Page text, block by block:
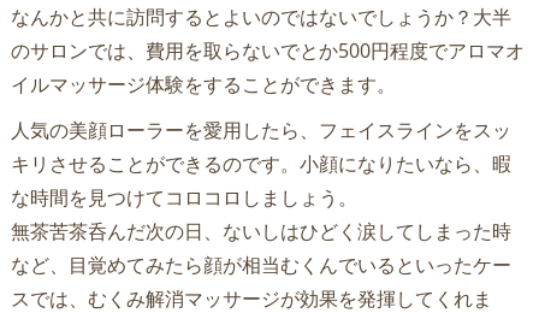
なんかと共に訪問するとよいのではないでしょうか？大半
のサロンでは、費用を取らないでとか500円程度でアロマオ
イルマッサージ体験をすることができます。
人気の美顔ローラーを愛用したら、フェイスラインをスッ
キリさせることができるのです。小顔になりたいなら、暇
な時間を見つけてコロコロしましょう。
無茶苦茶呑んだ次の日、ないしはひどく涙してしまった時
など、目覚めてみたら顔が相当むくんでいるといったケー
スでは、むくみ解消マッサージが効果を発揮してくれま